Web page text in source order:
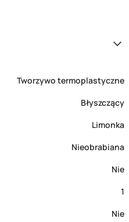
Tworzywo termoplastyczne
Błyszczący
Limonka
Nieobrabiana
Nie
1
Nie